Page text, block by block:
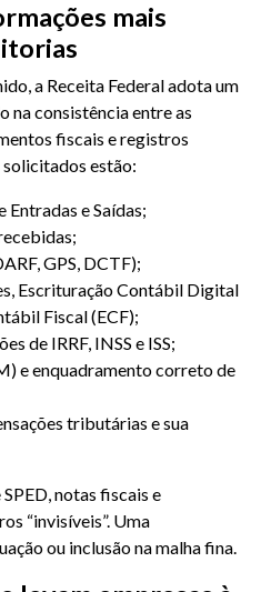
mais
a Receita Federal adota um
na consistência entre as
fiscais e registros
estão:
e Saídas;
GPS, DCTF);
Escrituração Contábil Digital
Fiscal (ECF);
de IRRF, INSS e ISS;
e enquadramento correto de
tributárias e sua
notas fiscais e
“invisíveis”. Uma
ou inclusão na malha fina.